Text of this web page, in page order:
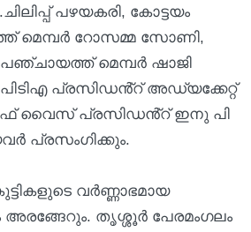
പഴയകരി, കോട്ടയം
മെമ്പർ റോസമ്മ സോണി,
മെമ്പർ ഷാജി
പ്രസിഡൻ്റ് അഡ്യക്കേറ്റ്
വൈസ് പ്രസിഡൻ്റ് ഇനു പി
പ്രസംഗിക്കും.
വർണ്ണാഭമായ
അരങ്ങേറും. തൃശ്ശൂർ പേരമംഗലം